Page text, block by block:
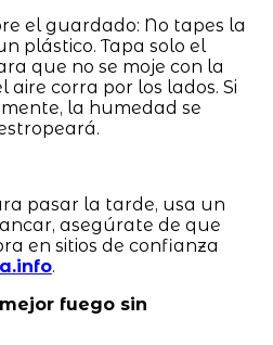
el guardado: No tapes la
plástico. Tapa solo el
que no se moje con la
aire corra por los lados. Si
la humedad se
pasar la tarde, usa un
asegúrate de que
en sitios de confianza
.
fuego sin